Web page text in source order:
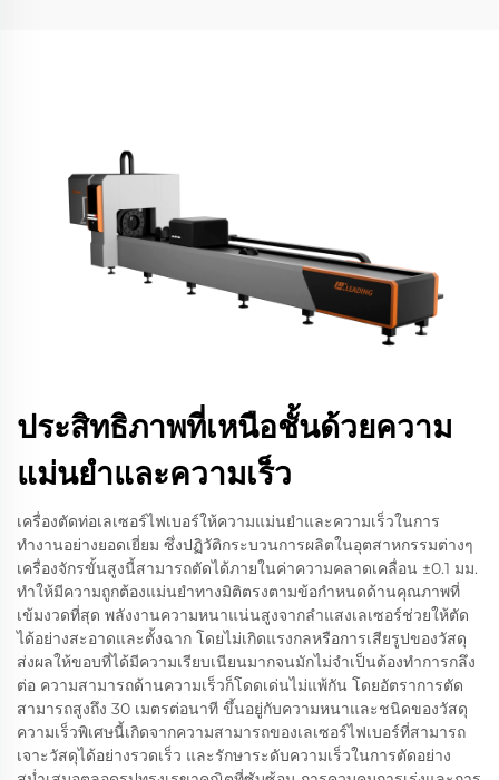
ประสิทธิภาพที่เหนือชั้นด้วยความ
แม่นยำและความเร็ว
เครื่องตัดท่อเลเซอร์ไฟเบอร์ให้ความแม่นยำและความเร็วในการ
ทำงานอย่างยอดเยี่ยม ซึ่งปฏิวัติกระบวนการผลิตในอุตสาหกรรมต่างๆ
เครื่องจักรขั้นสูงนี้สามารถตัดได้ภายในค่าความคลาดเคลื่อน ±0.1 มม.
ทำให้มีความถูกต้องแม่นยำทางมิติตรงตามข้อกำหนดด้านคุณภาพที่
เข้มงวดที่สุด พลังงานความหนาแน่นสูงจากลำแสงเลเซอร์ช่วยให้ตัด
ได้อย่างสะอาดและตั้งฉาก โดยไม่เกิดแรงกลหรือการเสียรูปของวัสดุ
ส่งผลให้ขอบที่ได้มีความเรียบเนียนมากจนมักไม่จำเป็นต้องทำการกลึง
ต่อ ความสามารถด้านความเร็วก็โดดเด่นไม่แพ้กัน โดยอัตราการตัด
สามารถสูงถึง 30 เมตรต่อนาที ขึ้นอยู่กับความหนาและชนิดของวัสดุ
ความเร็วพิเศษนี้เกิดจากความสามารถของเลเซอร์ไฟเบอร์ที่สามารถ
เจาะวัสดุได้อย่างรวดเร็ว และรักษาระดับความเร็วในการตัดอย่าง